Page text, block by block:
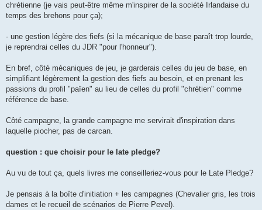
chrétienne (je vais peut-être même m'inspirer de la société Irlandaise du
temps des brehons pour ça);
- une gestion légère des fiefs (si la mécanique de base paraît trop lourde,
je reprendrai celles du JDR "pour l'honneur").
En bref, côté mécaniques de jeu, je garderais celles du jeu de base, en
simplifiant légèrement la gestion des fiefs au besoin, et en prenant les
passions du profil "païen" au lieu de celles du profil "chrétien" comme
référence de base.
Côté campagne, la grande campagne me servirait d'inspiration dans
laquelle piocher, pas de carcan.
question : que choisir pour le late pledge?
Au vu de tout ça, quels livres me conseilleriez-vous pour le Late Pledge?
Je pensais à la boîte d'initiation + les campagnes (Chevalier gris, les trois
dames et le recueil de scénarios de Pierre Pevel).